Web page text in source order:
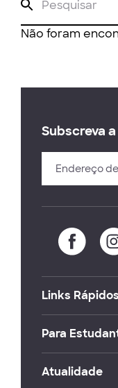
Não foram
Subscreva
Links Rápidos
Para
Atualidade